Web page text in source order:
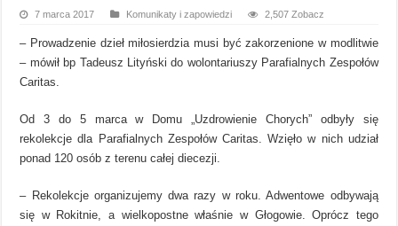
7 marca 2017 Komunikaty i zapowiedzi 2,507 Zobacz
– Prowadzenie dzieł miłosierdzia musi być zakorzenione w modlitwie
– mówił bp Tadeusz Lityński do wolontariuszy Parafialnych Zespołów
Caritas.
Od 3 do 5 marca w Domu „Uzdrowienie Chorych” odbyły się
rekolekcje dla Parafialnych Zespołów Caritas. Wzięło w nich udział
ponad 120 osób z terenu całej diecezji.
– Rekolekcje organizujemy dwa razy w roku. Adwentowe odbywają
się w Rokitnie, a wielkopostne właśnie w Głogowie. Oprócz tego